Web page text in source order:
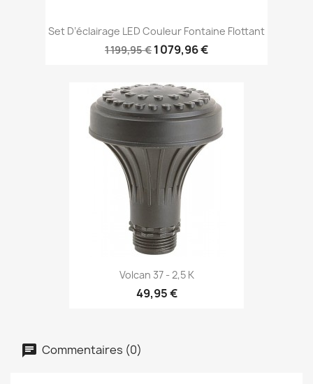
Set D’éclairage LED Couleur Fontaine Flottant
1 199,95 € 1 079,96 €
Volcan 37 - 2,5 K
49,95 €
Commentaires (0)